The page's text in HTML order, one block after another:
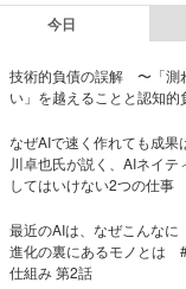
今日
技術的負債の誤解 〜「測
い」を越えることと認知的
なぜAIで速く作れても成
川卓也氏が説く、AIネイ
してはいけない2つの仕事
最近のAIは、なぜこんな
進化の裏にあるモノとは
仕組み 第2話